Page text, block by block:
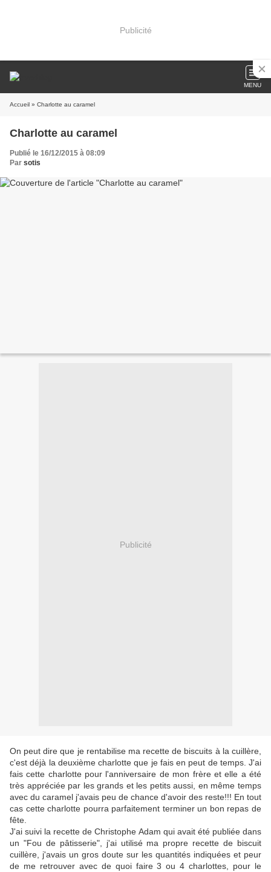
Publicité
MENU
Accueil » Charlotte au caramel
Charlotte au caramel
Publié le 16/12/2015 à 08:09
Par sotis
Publicité
On peut dire que je rentabilise ma recette de biscuits à la cuillère,
c'est déjà la deuxième charlotte que je fais en peut de temps. J'ai
fais cette charlotte pour l'anniversaire de mon frère et elle a été
très appréciée par les grands et les petits aussi, en même temps
avec du caramel j'avais peu de chance d'avoir des reste!!! En tout
cas cette charlotte pourra parfaitement terminer un bon repas de
fête.
J'ai suivi la recette de Christophe Adam qui avait été publiée dans
un "Fou de pâtisserie", j'ai utilisé ma propre recette de biscuit
cuillère, j'avais un gros doute sur les quantités indiquées et peur
de me retrouver avec de quoi faire 3 ou 4 charlottes, pour le